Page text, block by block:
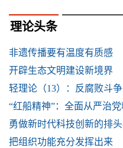
理论头条
非遗传播要有温度有质感
开辟生态文明建设新境界
轻理论（13）：反腐败斗
“红船精神”：全面从严治
勇做新时代科技创新的排
把组织功能充分发挥出来